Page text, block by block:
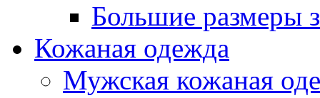
Большие размеры
Кожаная одежда
Мужская кожаная